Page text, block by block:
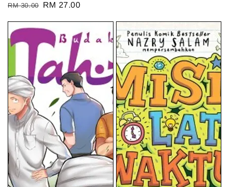
Regular
RM 30.00
Sale
RM 27.00